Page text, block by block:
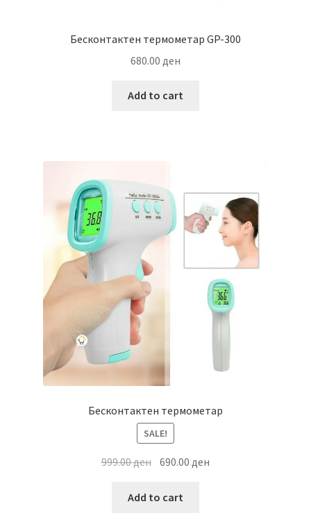
Бесконтактен термометар GP-300
680.00 ден
Add to cart
Бесконтактен термометар
SALE!
999.00ден Original
was:
690.00 ден
Add to cart